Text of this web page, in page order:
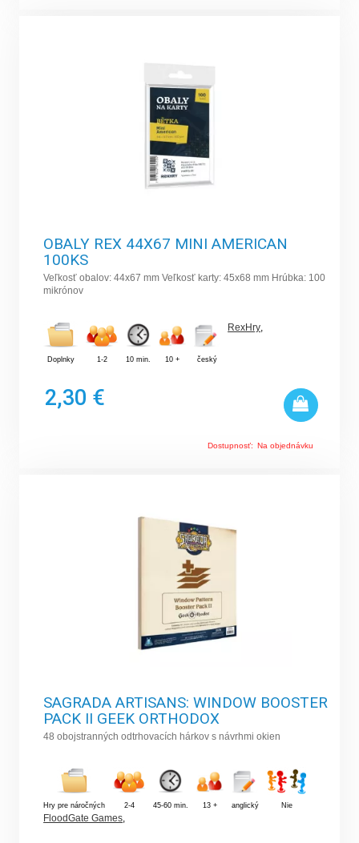
OBALY REX 44X67 MINI AMERICAN
100KS
Veľkosť obalov: 44x67 mm Veľkosť karty: 45x68 mm Hrúbka: 100
mikrónov
Doplnky 1-2 10 min. 10 + český
RexHry,
2,30 €
Dostupnosť: Na objednávku
SAGRADA ARTISANS: WINDOW BOOSTER
PACK II GEEK ORTHODOX
48 obojstranných odtrhovacích hárkov s návrhmi okien
Hry pre náročných 2-4 45-60 min. 13 + anglický Nie
FloodGate Games,